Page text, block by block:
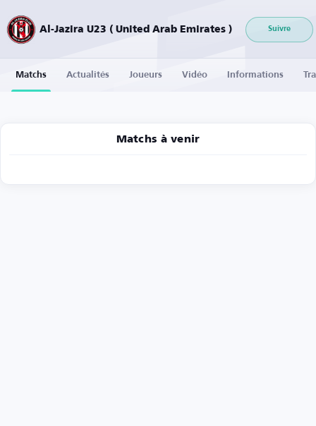
Al-Jazira U23 ( United Arab Emirates ) Suivre
Matchs Actualités Joueurs Vidéo Informations
Matchs à venir